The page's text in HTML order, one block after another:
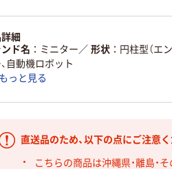
細
ド名
ミニター ／ 形状 円柱型（エ
自動機ロボット
もっと見る
直送品のため、以下の点にご注意く
こちらの商品は沖縄県・離島・